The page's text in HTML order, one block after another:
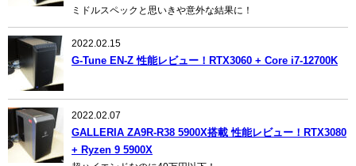
ミドルスペックと思いきや意外な結果に！
2022.02.15
G-Tune EN-Z 性能レビュー！RTX3060 + Core i7-12700K
2022.02.07
GALLERIA ZA9R-R38 5900X搭載 性能レビュー！RTX3080
+ Ryzen 9 5900X